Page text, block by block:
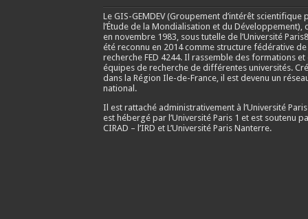
Le GIS-GEMDEV (Groupement d’intérêt scientifique
l’Étude de la Mondialisation et du Développement),
en novembre 1983 , sous tutelle de l’Université
été reconnu en 2014 comme structure fédérative de
recherche FED 4244. Il rassemble des formations et
équipes de recherche de différentes universités.
dans la Région Ile-de-France, il est devenu un
national.
Il est rattaché administrativement à l’Université Paris
est hébergé par l’Université Paris 1 et est soutenu
CIRAD – l’IRD et L’Université Paris Nanterre.